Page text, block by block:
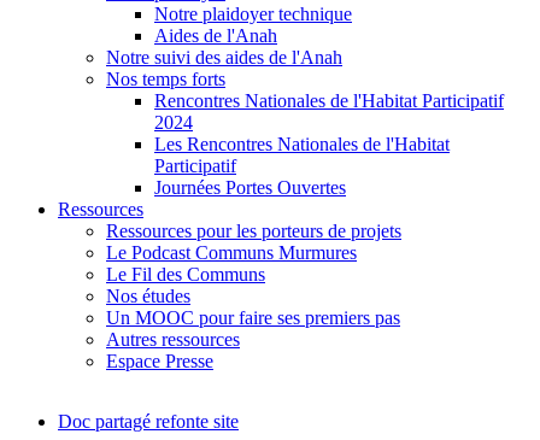
Notre plaidoyer technique
Aides de l'Anah
Notre suivi des aides de l'Anah
Nos temps forts
Rencontres Nationales de l'Habitat Participatif
2024
Les Rencontres Nationales de l'Habitat
Participatif
Journées Portes Ouvertes
Ressources
Ressources pour les porteurs de projets
Le Podcast Communs Murmures
Le Fil des Communs
Nos études
Un MOOC pour faire ses premiers pas
Autres ressources
Espace Presse
Doc partagé refonte site